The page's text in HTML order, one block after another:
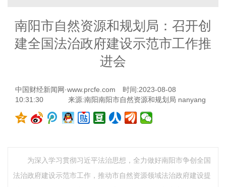
南阳市自然资源和规划局：召开创
建全国法治政府建设示范市工作推
进会
中国财经新闻网·www.prcfe.com
时间:2023-08-08
10:31:30
来源:南阳南阳市自然资源和规划局 nanyang
为深入学习贯彻习近平法治思想，全力做好南阳市争创全国
法治政府建设示范市工作，推动市自然资源领域法治政府建设提